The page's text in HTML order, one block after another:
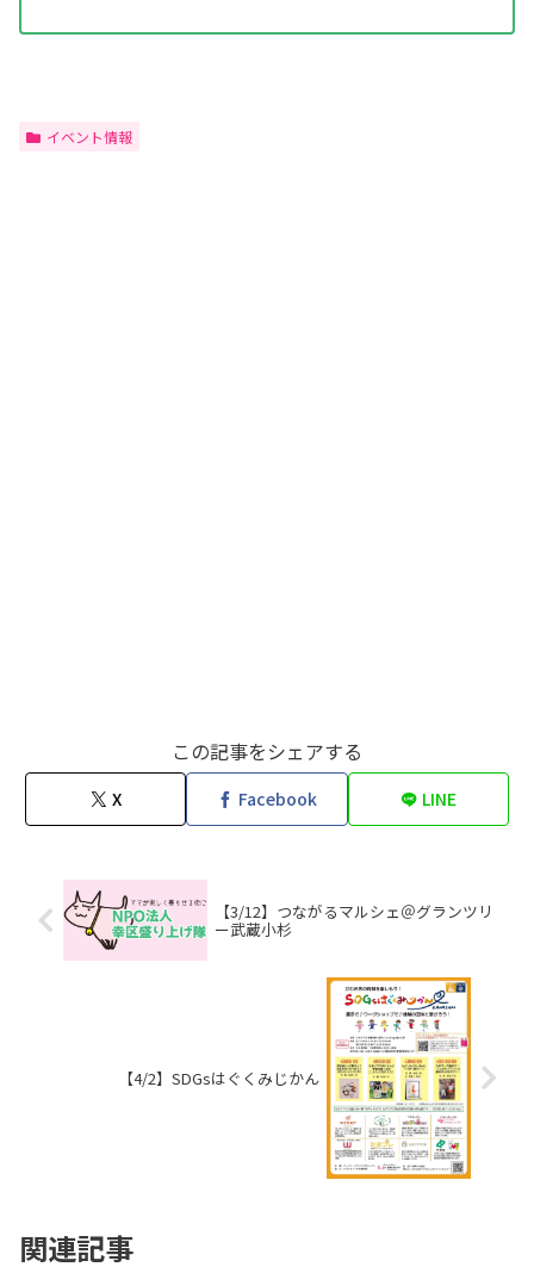
イベント情報
この記事をシェアする
X Facebook LINE
【3/12】つながるマルシェ＠グランツリ
ー武蔵小杉
【4/2】SDGsはぐくみじかん
関連記事